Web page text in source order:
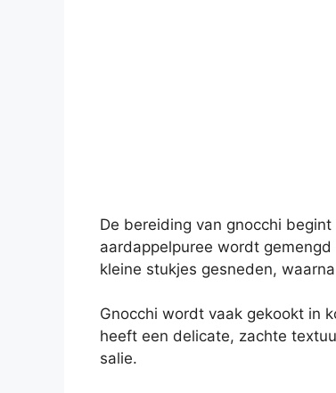
De bereiding van gnocchi
aardappelpuree wordt
kleine stukjes gesneden,
Gnocchi wordt vaak gekookt in
heeft een delicate, zachte
salie.